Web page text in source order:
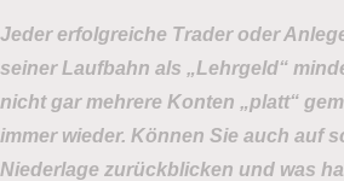
Jeder erfolgreiche Trader oder
seiner Laufbahn als „Lehrgeld“
nicht gar mehrere Konten „platt“
immer wieder. Können Sie auch auf
Niederlage zurückblicken und was